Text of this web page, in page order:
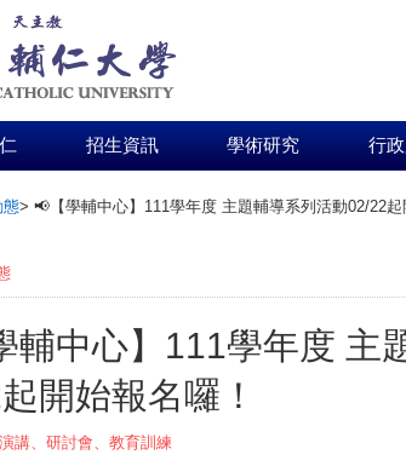
招生資訊 學術研究 行
態> 📢【學輔中心】111學年度 主題輔導系列活動02/22起
輔中心】111學年度 主
開始報名囉！
演講、研討會、教育訓練